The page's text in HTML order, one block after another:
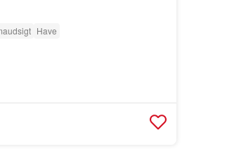
Have